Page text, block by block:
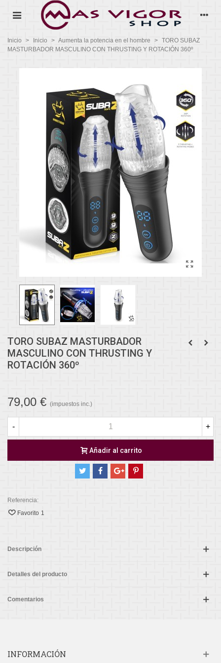
Inicio > Inicio > Aumenta la potencia en el hombre > TORO SUBAZ
MASTURBADOR MASCULINO CON THRUSTING Y ROTACIÓN 360º
TORO SUBAZ MASTURBADOR
MASCULINO CON THRUSTING Y
ROTACIÓN 360º
79,00 € (impuestos inc.)
- +
Añadir al carrito
Referencia:
Favorito 1
Descripción
Detalles del producto
Comentarios
INFORMACIÓN